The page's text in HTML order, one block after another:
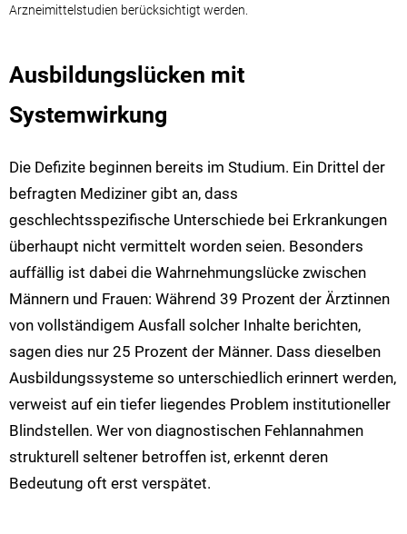
Arzneimittelstudien berücksichtigt werden.
Ausbildungslücken mit
Systemwirkung
Die Defizite beginnen bereits im Studium. Ein Drittel der
befragten Mediziner gibt an, dass
geschlechtsspezifische Unterschiede bei Erkrankungen
überhaupt nicht vermittelt worden seien. Besonders
auffällig ist dabei die Wahrnehmungslücke zwischen
Männern und Frauen: Während 39 Prozent der Ärztinnen
von vollständigem Ausfall solcher Inhalte berichten,
sagen dies nur 25 Prozent der Männer. Dass dieselben
Ausbildungssysteme so unterschiedlich erinnert werden,
verweist auf ein tiefer liegendes Problem institutioneller
Blindstellen. Wer von diagnostischen Fehlannahmen
strukturell seltener betroffen ist, erkennt deren
Bedeutung oft erst verspätet.